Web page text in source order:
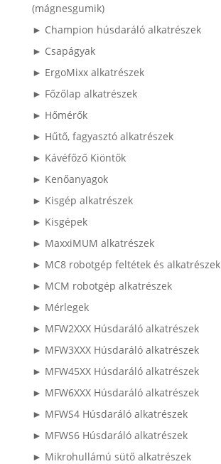
(mágnesgumik)
► Champion húsdaráló alkatrészek
► Csapágyak
► ErgoMixx alkatrészek
► Főzőlap alkatrészek
► Hőmérők
► Hűtő, fagyasztó alkatrészek
► Kávéfőző Kiöntők
► Kenőanyagok
► Kisgép alkatrészek
► Kisgépek
► MaxxiMUM alkatrészek
► MC8 robotgép feltétek és alkatrészek
► MCM robotgép alkatrészek
► Mérlegek
► MFW2XXX Húsdaráló alkatrészek
► MFW3XXX Húsdaráló alkatrészek
► MFW45XX Húsdaráló alkatrészek
► MFW6XXX Húsdaráló alkatrészek
► MFWS4 Húsdaráló alkatrészek
► MFWS6 Húsdaráló alkatrészek
► Mikrohullámú sütő alkatrészek